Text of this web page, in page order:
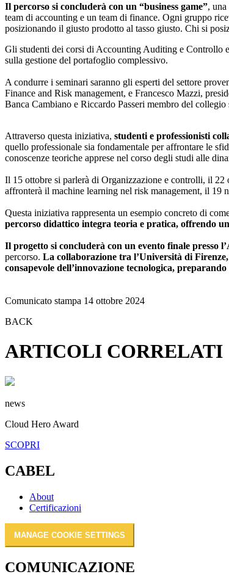
Il percorso si concluderà con un “business game”,
team di accounting e un team di finance. Ogni gruppo
posizionando il giusto prodotto al tasso giusto. Chi si
Gli studenti dei corsi di Accounting Auditing e Controllo
sulla gestione del portafoglio complessivo.
A condurre i seminari saranno gli esperti del settore
Finance and Risk management, e Francesco Mazzi,
Banca Cambiano e Riccardo Passeri membro del collegio
Attraverso questa iniziativa, studenti e professionisti
quello professionale sia fondamentale per affrontare le
conoscenze teoriche apprese nel corso degli studi alle
Il 15 ottobre si parlerà di Organizzazione e controlli, il
affronterà il machine learning nel risk management, il
Questa iniziativa rappresenta un esempio concreto di
percorso didattico integra teoria e pratica, offrendo
Il progetto si concluderà con un evento finale presso
percorso. La collaborazione tra l’Università di
consapevole dell’innovazione tecnologica,
Comunicato stampa 14 ottobre 2024
BACK
ARTICOLI CORRELATI
news
Cloud Hero Award
SCOPRI
CABEL
About
Certificazioni
MANAGE COOKIE SETTINGS
COMUNICAZIONE